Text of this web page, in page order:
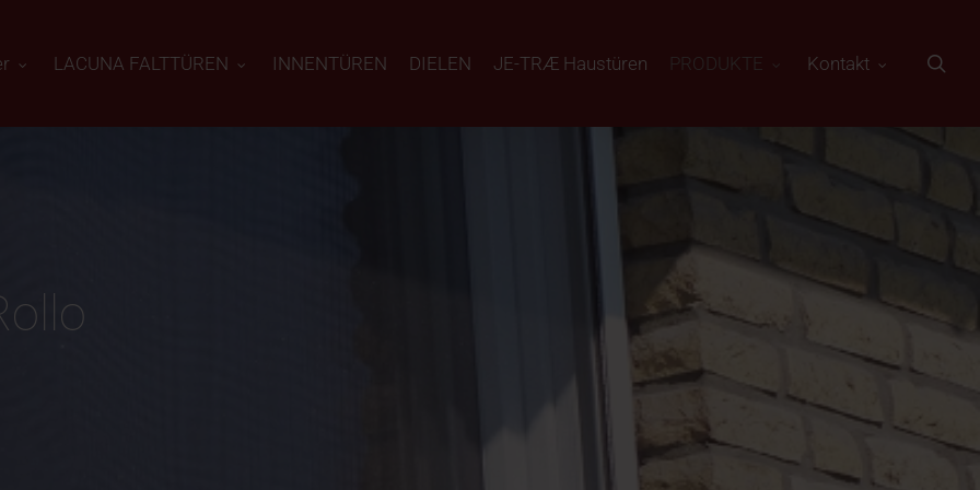
LACUNA FALTTÜREN INNENTÜREN DIELEN JE-TRÆ Haustüren PRODUKTE Kontakt